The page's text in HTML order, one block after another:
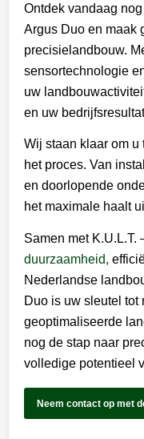
Ontdek vandaag
Argus Duo en maak
precisielandbouw.
sensortechnologie
uw
en uw
Wij staan klaar om u
het proces. Van
en doorlopende
het maximale haalt
Samen met
duurzaamheid,
Nederlandse
Duo is uw sleutel
geoptimaliseerde
nog de stap naar
volledige potentieel
Neem contact op met